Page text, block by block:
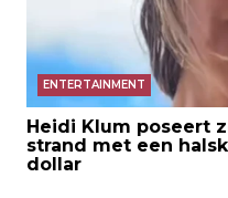
ENTERTAINMENT
Heidi Klum poseert
strand met een
dollar